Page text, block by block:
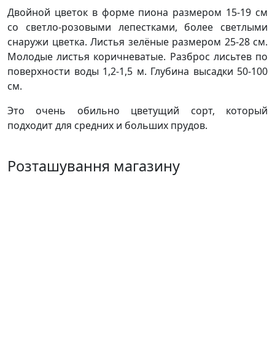
Двойной цветок в форме пиона размером 15-19 см
со светло-розовыми лепестками, более светлыми
снаружи цветка. Листья зелёные размером 25-28 см.
Молодые листья коричневатые. Разброс лисьтев по
поверхности воды 1,2-1,5 м. Глубина высадки 50-100
см.
Это очень обильно цветущий сорт, который
подходит для средних и больших прудов.
Розташування магазину